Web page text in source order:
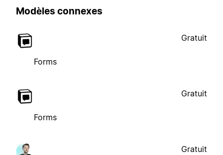
Modèles connexes
Forms
Gratuit
Forms
Gratuit
Gratuit